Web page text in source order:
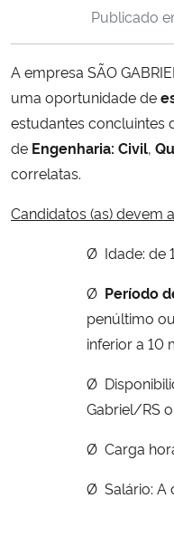
Ministério da Cidadania
Ministério da Saúde
Ministério de Minas e Energia
Ministério da Ciência,
Ministério do Meio Ambiente
Ministério do Turismo
Ministério do Desenvolvimento
Controladoria-Geral da União
Secretaria-Geral
Secretaria de Governo
Publicado
A empresa SÃO
uma oportunidade de
estudantes concluintes
de Engenharia: Civil,
correlatas.
Candidatos (as) devem
Ø Idade: de
Ø Período
penúltimo
inferior a 10
Ø
Gabriel/RS
Ø Carga
Ø Salário: A